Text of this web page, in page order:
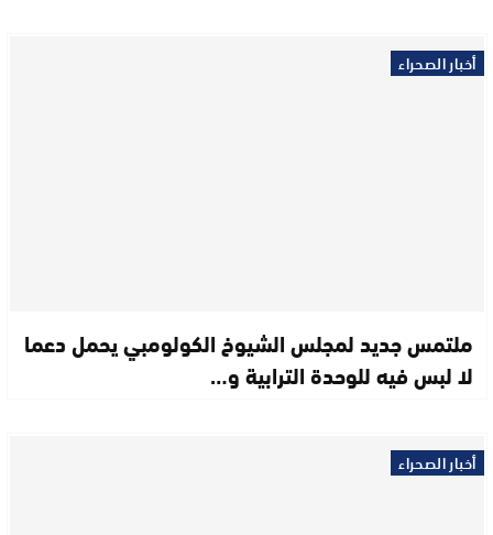
أخبار الصحراء
ملتمس جديد لمجلس الشيوخ الكولومبي يحمل دعما
لا لبس فيه للوحدة الترابية و…
أخبار الصحراء